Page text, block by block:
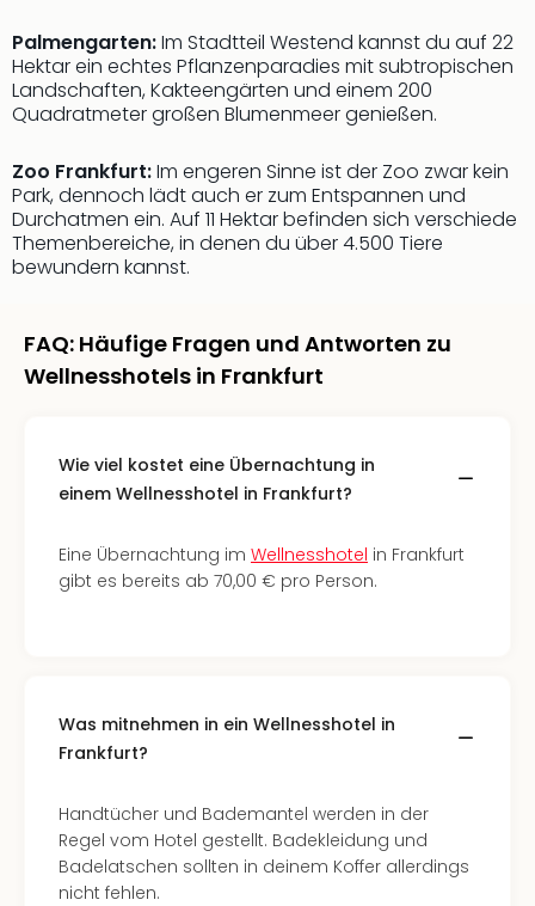
Palmengarten:Im Stadtteil Westend kannst du auf 22
Hektar ein echtes Pflanzenparadies mit subtropischen
Landschaften, Kakteengärten und einem 200
Quadratmeter großen Blumenmeer genießen.
Zoo Frankfurt:Im engeren Sinne ist der Zoo zwar kein
Park, dennoch lädt auch er zum Entspannen und
Durchatmen ein. Auf 11 Hektar befinden sich verschiede
Themenbereiche, in denen du über 4.500 Tiere
bewundern kannst.
FAQ: Häufige Fragen und Antworten zu
Wellnesshotels in Frankfurt
Wie viel kostet eine Übernachtung in
einem Wellnesshotel in Frankfurt?
Eine Übernachtung im Wellnesshotel in Frankfurt
gibt es bereits ab 70,00 € pro Person.
Was mitnehmen in ein Wellnesshotel in
Frankfurt?
Handtücher und Bademantel werden in der
Regel vom Hotel gestellt. Badekleidung und
Badelatschen sollten in deinem Koffer allerdings
nicht fehlen.